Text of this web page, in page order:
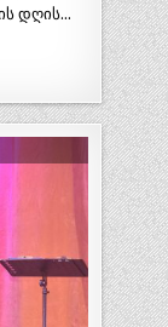
დღის…